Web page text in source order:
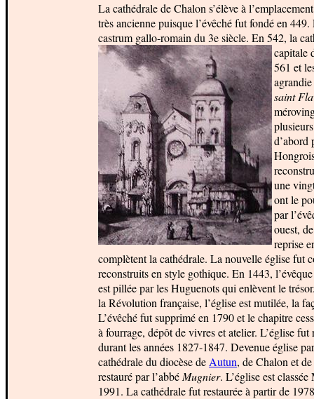
La cathédrale de Chalon s’élève à
très ancienne puisque l’évêché fut fondé en
castrum gallo-romain du 3e siècle. En 542, la
capitale
561 et
saint
d’abord
une
ont le
par
ouest,
reprise
complètent la cathédrale. La nouvelle église fut
reconstruits en style gothique. En 1443,
est pillée par les Huguenots qui enlèvent le
la Révolution française, l’église est mutilée, la
L’évêché fut supprimé en 1790 et le chapitre
à fourrage, dépôt de vivres et atelier. L’église
durant les années 1827-1847. Devenue église
cathédrale du diocèse de Autun, de Chalon et de
restauré par l’abbé Mugnier. L’église est
1991. La cathédrale fut restaurée à partir de